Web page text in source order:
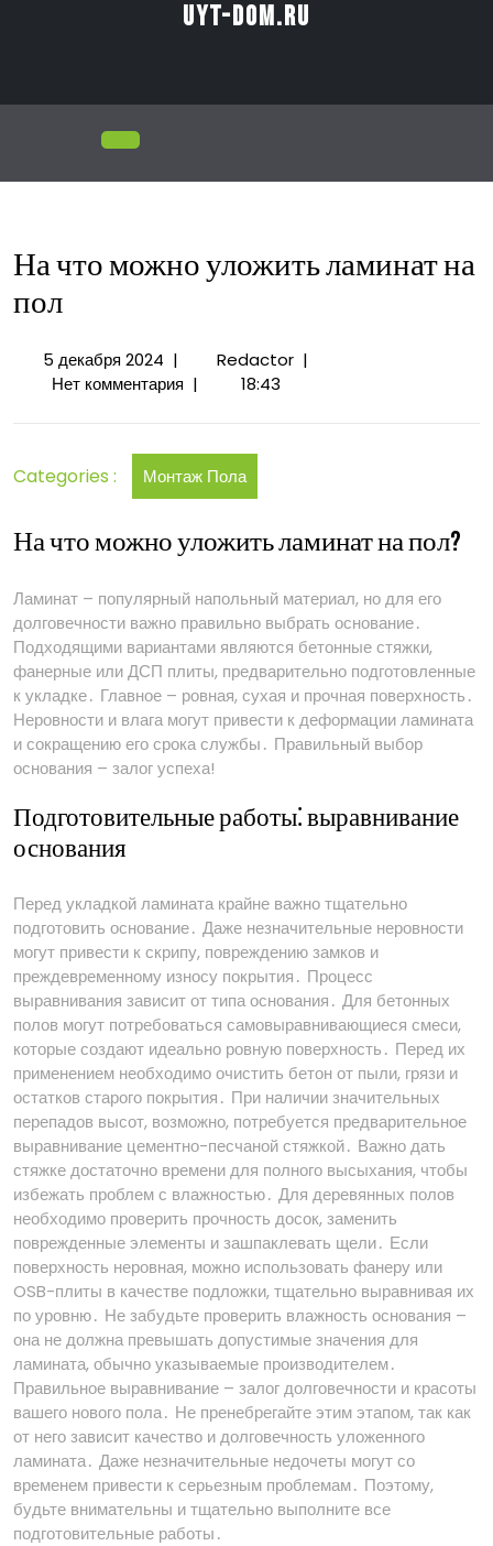
uyt-dom.ru
На что можно уложить ламинат на
пол
5 декабря 20245
декабря
| RedactorНа
уложить
|
Нет комментария | 18:43
Categories : Монтаж Пола
На что можно уложить ламинат на пол?
Ламинат – популярный напольный материал, но для его
долговечности важно правильно выбрать основание․
Подходящими вариантами являются бетонные стяжки,
фанерные или ДСП плиты, предварительно подготовленные
к укладке․ Главное – ровная, сухая и прочная поверхность․
Неровности и влага могут привести к деформации ламината
и сокращению его срока службы․ Правильный выбор
основания – залог успеха!
Подготовительные работы⁚ выравнивание
основания
Перед укладкой ламината крайне важно тщательно
подготовить основание․ Даже незначительные неровности
могут привести к скрипу, повреждению замков и
преждевременному износу покрытия․ Процесс
выравнивания зависит от типа основания․ Для бетонных
полов могут потребоваться самовыравнивающиеся смеси,
которые создают идеально ровную поверхность․ Перед их
применением необходимо очистить бетон от пыли, грязи и
остатков старого покрытия․ При наличии значительных
перепадов высот, возможно, потребуется предварительное
выравнивание цементно-песчаной стяжкой․ Важно дать
стяжке достаточно времени для полного высыхания, чтобы
избежать проблем с влажностью․ Для деревянных полов
необходимо проверить прочность досок, заменить
поврежденные элементы и зашпаклевать щели․ Если
поверхность неровная, можно использовать фанеру или
OSB-плиты в качестве подложки, тщательно выравнивая их
по уровню․ Не забудьте проверить влажность основания –
она не должна превышать допустимые значения для
ламината, обычно указываемые производителем․
Правильное выравнивание – залог долговечности и красоты
вашего нового пола․ Не пренебрегайте этим этапом, так как
от него зависит качество и долговечность уложенного
ламината․ Даже незначительные недочеты могут со
временем привести к серьезным проблемам․ Поэтому,
будьте внимательны и тщательно выполните все
подготовительные работы․